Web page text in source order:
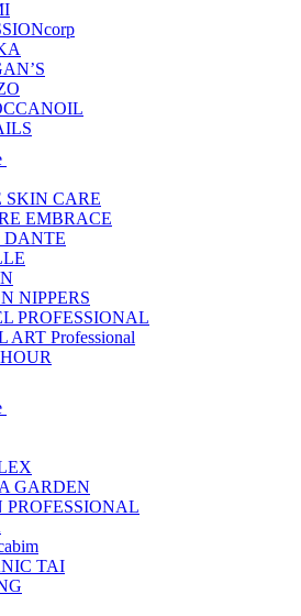
SKIN CARE
EMBRACE
DANTE
NIPPERS
PROFESSIONAL
ART Professional
GARDEN
PROFESSIONAL
TAI